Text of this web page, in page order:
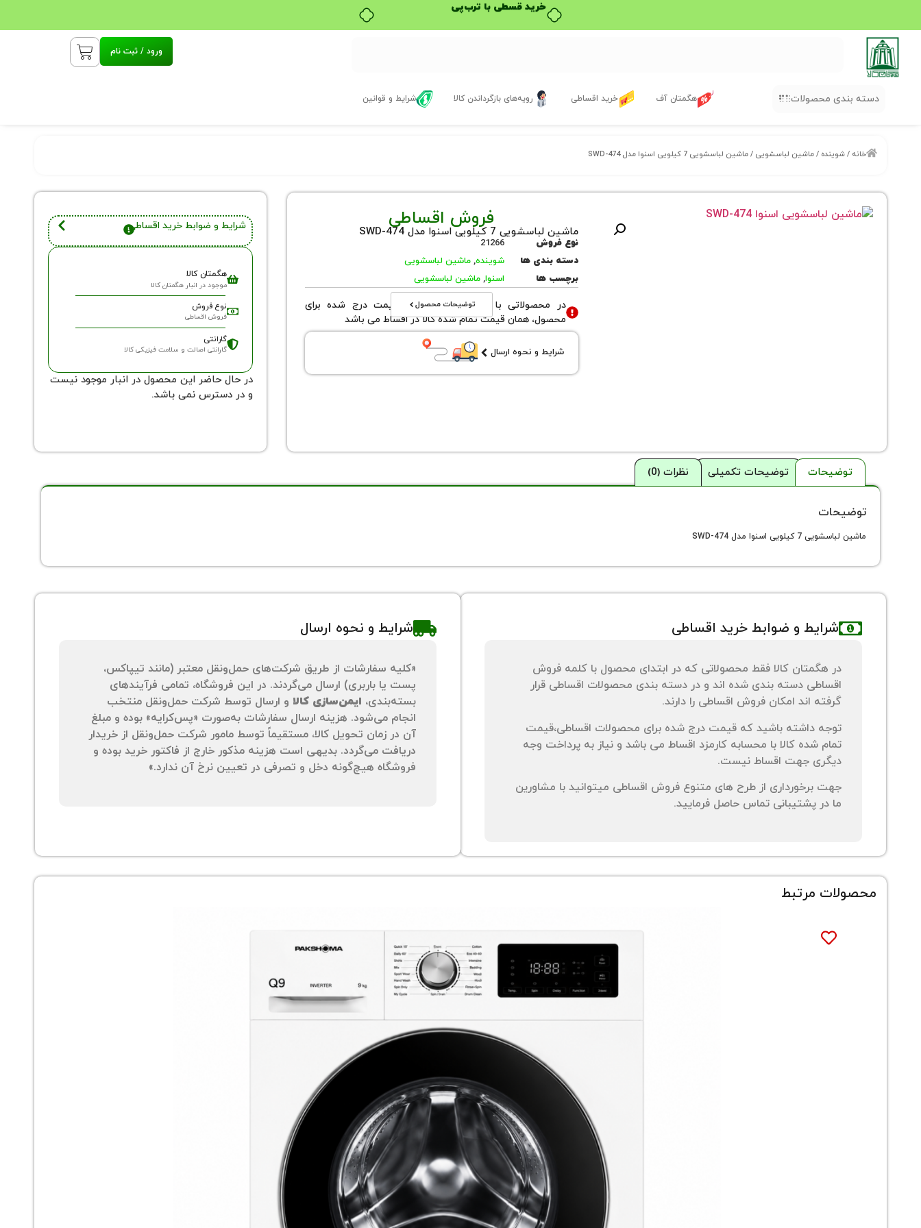
خرید قسطی با ترب‌پی
ورود / ثبت نام
دسته بندی محصولات هگمتان آف خرید اقساطی رویه‌های بازگرداندن کالا شرایط و قوانین
خانه /شوینده /ماشین لباسشویی / ماشین لباسشویی 7 کیلویی اسنوا مدل SWD-474
فروش اقساطی
ماشین لباسشویی 7 کیلویی اسنوا مدل SWD-474
نوع فروش
21266
دسته بندی ها
شوینده,ماشین لباسشویی
برچسب ها
اسنوا,ماشین لباسشویی
توضیحات محصول
در محصولاتی با نوع فروش اقساطی قیمت درج شده برای
محصول، همان قیمت تمام شده کالا در اقساط می باشد
شرایط و نحوه ارسال
شرایط و ضوابط خرید اقساطی
هگمتان کالا
موجود در انبار هگمتان کالا
نوع فروش
فروش اقساطی
گارانتی
گارانتی اصالت و سلامت فیزیکی کالا
در حال حاضر این محصول در انبار موجود نیست
و در دسترس نمی باشد.
توضیحات توضیحات تکمیلی نظرات (0)
توضیحات
ماشین لباسشویی 7 کیلویی اسنوا مدل SWD-474
شرایط و ضوابط خرید اقساطی
در هگمتان کالا فقط محصولاتی که در ابتدای محصول با کلمه فروش
اقساطی دسته بندی شده اند و در دسته بندی محصولات اقساطی قرار
گرفته اند امکان فروش اقساطی را دارند.
توجه داشته باشید که قیمت درج شده برای محصولات اقساطی،قیمت
تمام شده کالا با محسابه کارمزد اقساط می باشد و نیاز به پرداخت وجه
دیگری جهت اقساط نیست.
جهت برخورداری از طرح های متنوع فروش اقساطی میتوانید با مشاورین
ما در پشتیبانی تماس حاصل فرمایید.
شرایط و نحوه ارسال
«کلیه سفارشات از طریق شرکت‌های حمل‌ونقل معتبر (مانند تیپاکس،
پست یا باربری) ارسال می‌گردند. در این فروشگاه، تمامی فرآیندهای
بسته‌بندی، ایمن‌سازی کالا و ارسال توسط شرکت حمل‌ونقل منتخب
انجام می‌شود. هزینه ارسال سفارشات به‌صورت «پس‌کرایه» بوده و مبلغ
آن در زمان تحویل کالا، مستقیماً توسط مامور شرکت حمل‌ونقل از خریدار
دریافت می‌گردد. بدیهی است هزینه مذکور خارج از فاکتور خرید بوده و
فروشگاه هیچ‌گونه دخل و تصرفی در تعیین نرخ آن ندارد.»
محصولات مرتبط